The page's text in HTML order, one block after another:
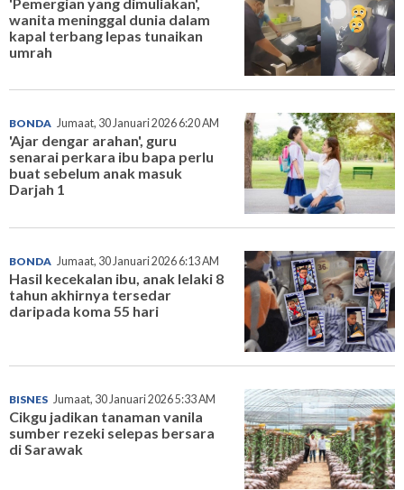
wanita meninggal dunia dalam
kapal terbang lepas tunaikan
umrah
BONDA Jumaat, 30 Januari 2026 6:20 AM
'Ajar dengar arahan', guru
senarai perkara ibu bapa perlu
buat sebelum anak masuk
Darjah 1
BONDA Jumaat, 30 Januari 2026 6:13 AM
Hasil kecekalan ibu, anak lelaki 8
tahun akhirnya tersedar
daripada koma 55 hari
BISNES Jumaat, 30 Januari 2026 5:33 AM
Cikgu jadikan tanaman vanila
sumber rezeki selepas bersara
di Sarawak